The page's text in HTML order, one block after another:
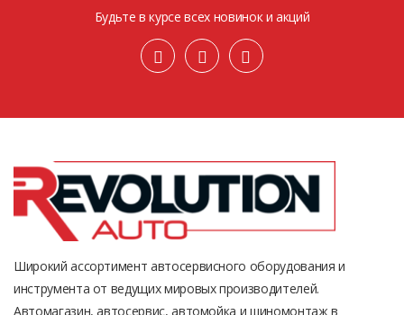
Будьте в курсе всех новинок и акций
Широкий ассортимент автосервисного оборудования и
инструмента от ведущих мировых производителей.
Автомагазин, автосервис, автомойка и шиномонтаж в